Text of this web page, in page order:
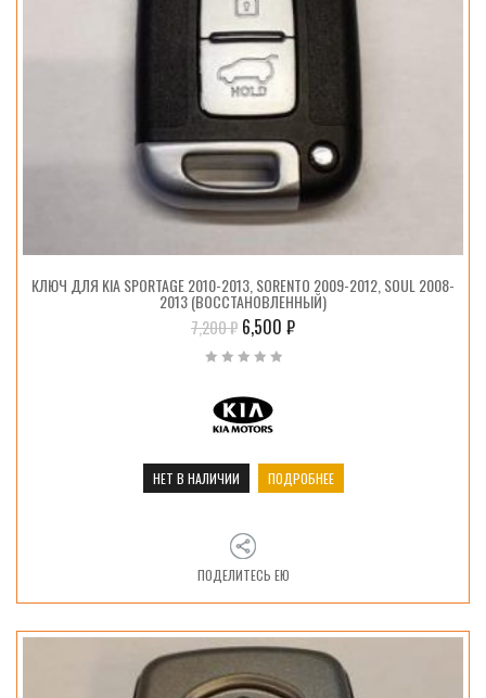
КЛЮЧ ДЛЯ KIA SPORTAGE 2010-2013, SORENTO 2009-2012, SOUL 2008-
2013 (ВОССТАНОВЛЕННЫЙ)
7,200₽ 6,500 ₽
НЕТ В НАЛИЧИИ ПОДРОБНЕЕ
ПОДЕЛИТЕСЬ ЕЮ